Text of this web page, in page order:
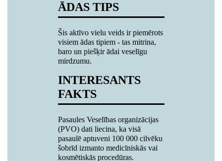
ĀDAS TIPS
Šis aktīvo vielu veids ir piemērots
visiem ādas tipiem - tas mitrina,
baro un piešķir ādai veselīgu
mirdzumu.
INTERESANTS
FAKTS
Pasaules Veselības organizācijas
(PVO) dati liecina, ka visā
pasaulē aptuveni 100 000 cilvēku
šobrīd izmanto medicīniskās vai
kosmētiskās procedūras.